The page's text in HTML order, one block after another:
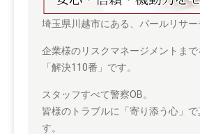
埼玉県川越市にある、パールリサ
企業様のリスクマネージメントまで
「解決110番」です。
スタッフすべて警察OB。
皆様のトラブルに「寄り添う心」で
す。